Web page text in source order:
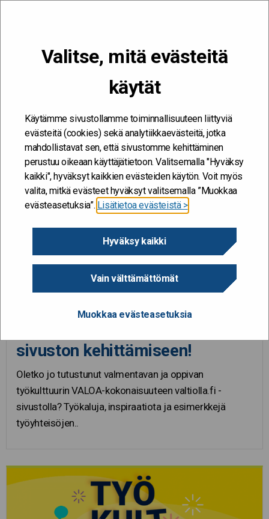
Valitse, mitä evästeitä
käytät
Käytämme sivustollamme toiminnallisuuteen liittyviä
evästeitä (cookies) sekä analytiikkaevästeitä, jotka
mahdollistavat sen, että sivustomme kehittäminen
perustuu oikeaan käyttäjätietoon. Valitsemalla "Hyväksy
kaikki", hyväksyt kaikkien evästeiden käytön. Voit myös
valita, mitkä evästeet hyväksyt valitsemalla ”Muokkaa
evästeasetuksia”. Lisätietoa evästeistä >
Hyväksy kaikki
Vain välttämättömät
Muokkaa evästeasetuksia
Kehitän ja kehityn #töissäSuomelle
oppiva organisaatio
oppiva organisaatio
oppiva organisaatio
sivuston kehittämiseen!
Oletko jo tutustunut valmentavan ja oppivan
työkulttuurin VALOA-kokonaisuuteen valtiolla.fi -
sivustolla? Työkaluja, inspiraatiota ja esimerkkejä
työyhteisöjen..